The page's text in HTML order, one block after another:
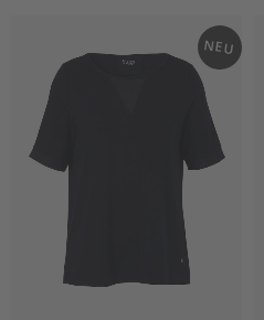
NEU